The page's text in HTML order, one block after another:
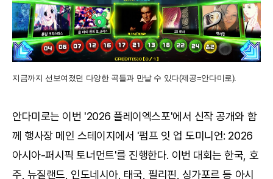
지금까지 선보여졌던 다양한 곡들과 만날 수 있다(제공=안다미로).
안다미로는 이번 '2026 플레이엑스포'에서 신작 공개와 함
께 행사장 메인 스테이지에서 '펌프 잇 업 도미니언: 2026
아시아-퍼시픽 토너먼트'를 진행한다. 이번 대회는 한국, 호
주, 뉴질랜드, 인도네시아, 태국, 필리핀, 싱가포르 등 아시